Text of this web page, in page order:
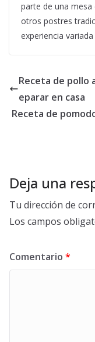
parte de una
otros postres
experiencia
Receta de pollo
eparar en casa
Receta de
Deja una
Tu dirección de
Los campos
Comentario *